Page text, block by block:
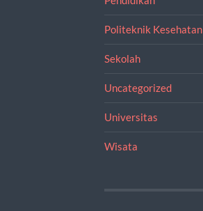
Politeknik Kesehatan
Sekolah
Uncategorized
Universitas
Wisata